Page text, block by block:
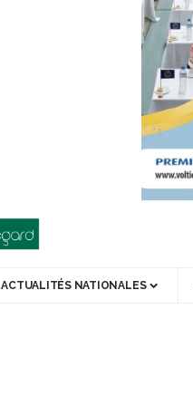
ACTUALITÉS NATIONALES